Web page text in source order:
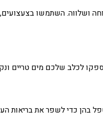
ושלווה. השתמשו
לכלב שלכם מים טריים
בהן כדי לשפר את בריאות